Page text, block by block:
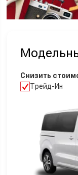
Снизить
Трейд-Ин